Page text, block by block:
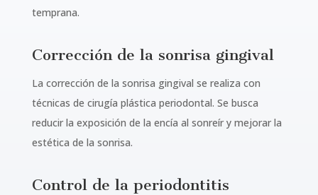
temprana.
Corrección de la sonrisa gingival
La corrección de la sonrisa gingival se realiza con
técnicas de cirugía plástica periodontal. Se busca
reducir la exposición de la encía al sonreír y mejorar la
estética de la sonrisa.
Control de la periodontitis